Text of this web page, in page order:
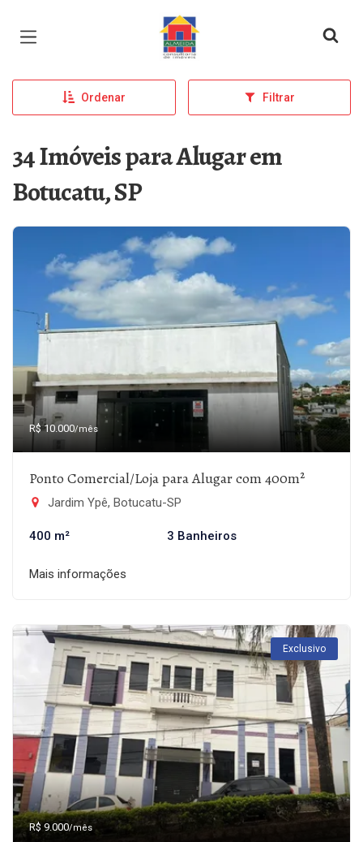
Página inicial
Ordenar Filtrar
34 Imóveis para Alugar em
Botucatu, SP
R$ 10.000/mês
Ponto Comercial/Loja para Alugar com 400m²
Jardim Ypê, Botucatu-SP
400 m² 3 Banheiros
Mais informações
Exclusivo
R$ 9.000/mês